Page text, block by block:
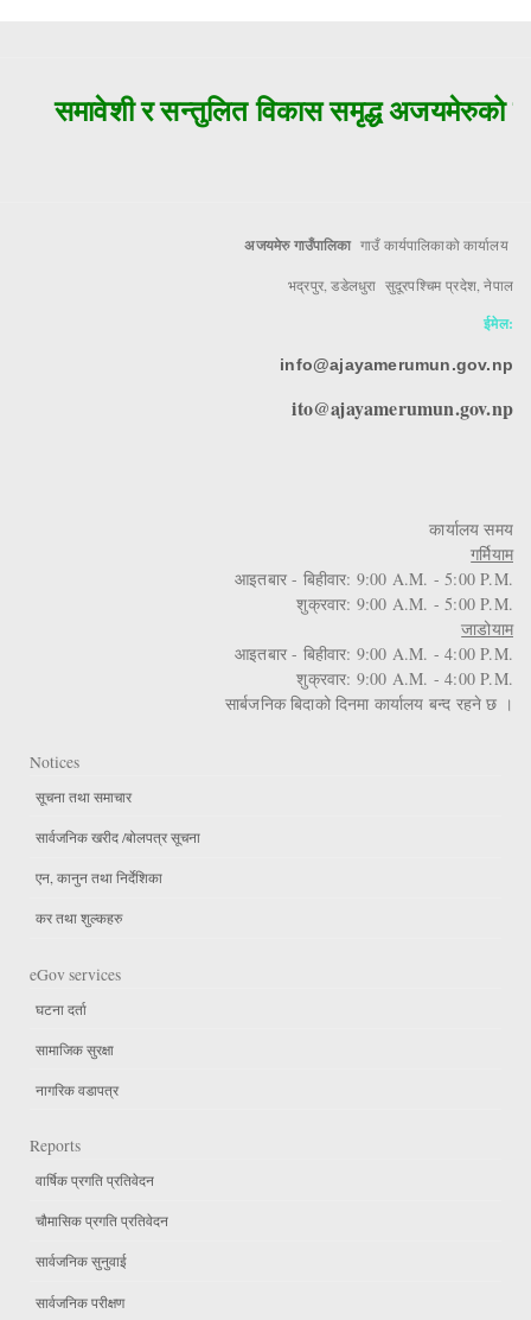
समावेशी र सन्तुलित विकास समृद्ध अजयमेरुको
अजयमेरु गाउँपालिका गाउँ कार्यपालिकाको कार्यालय
भद्रपुर, डडेलधुरा सुदूरपश्चिम प्रदेश, नेपाल
ईमेल:
info@ajayamerumun.gov.np
ito@ajayamerumun.gov.np
कार्यालय समय
गर्मियाम
आइतबार - बिहीवार: 9:00 A.M. - 5:00 P.M.
शुक्रवार: 9:00 A.M. - 5:00 P.M.
जाडोयाम
आइतबार - बिहीवार: 9:00 A.M. - 4:00 P.M.
शुक्रवार: 9:00 A.M. - 4:00 P.M.
सार्बजनिक बिदाको दिनमा कार्यालय बन्द रहने छ ।
Notices
सूचना तथा समाचार
सार्वजनिक खरीद /बोलपत्र सूचना
एन, कानुन तथा निर्देशिका
कर तथा शुल्कहरु
eGov services
घटना दर्ता
सामाजिक सुरक्षा
नागरिक वडापत्र
Reports
वार्षिक प्रगति प्रतिवेदन
चौमासिक प्रगति प्रतिवेदन
सार्वजनिक सुनुवाई
सार्वजनिक परीक्षण